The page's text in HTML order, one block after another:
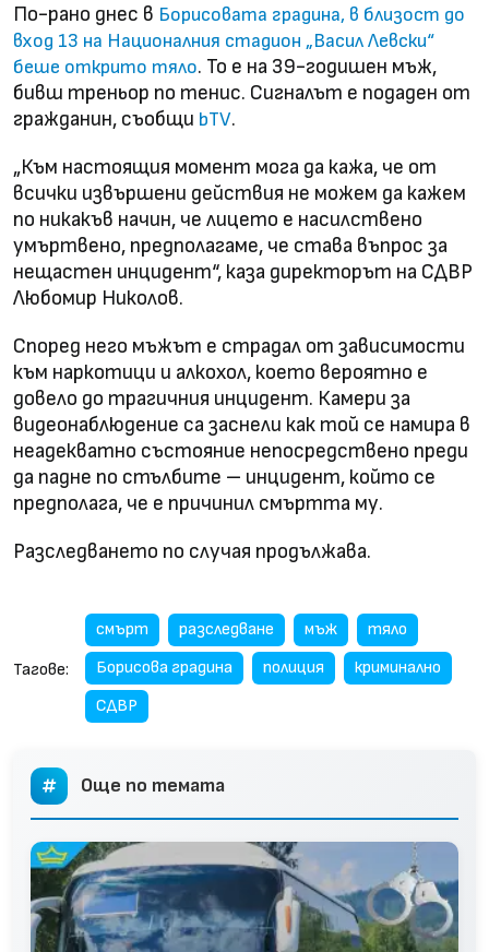
По-рано днес в Борисовата градина, в близост до
вход 13 на Националния стадион „Васил Левски“
беше открито тяло. То е на 39-годишен мъж,
бивш треньор по тенис. Сигналът е подаден от
гражданин, съобщи bTV.
„Към настоящия момент мога да кажа, че от
всички извършени действия не можем да кажем
по никакъв начин, че лицето е насилствено
умъртвено, предполагаме, че става въпрос за
нещастен инцидент“, каза директорът на СДВР
Любомир Николов.
Според него мъжът е страдал от зависимости
към наркотици и алкохол, което вероятно е
довело до трагичния инцидент. Камери за
видеонаблюдение са заснели как той се намира в
неадекватно състояние непосредствено преди
да падне по стълбите – инцидент, който се
предполага, че е причинил смъртта му.
Разследването по случая продължава.
Тагове:
смърт разследване мъж
тяло
Борисова градина
полиция
криминално
СДВР
Още по темата